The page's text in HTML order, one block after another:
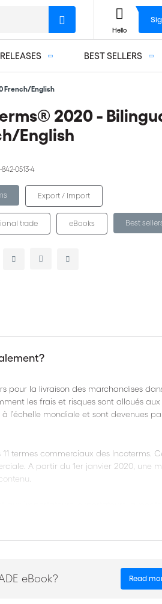
BEST SELLERS
Hello
French/English
2020 -
English
842-0513-4
Export / Import
trade eBooks Best
pour la livraison des marchandises
les frais et risques sont alloués
l’échelle mondiale et sont devenues
termes commerciaux des Incoterms.
A partir du 1er janvier 2020, une
reflétant les derniers
eBook? Read